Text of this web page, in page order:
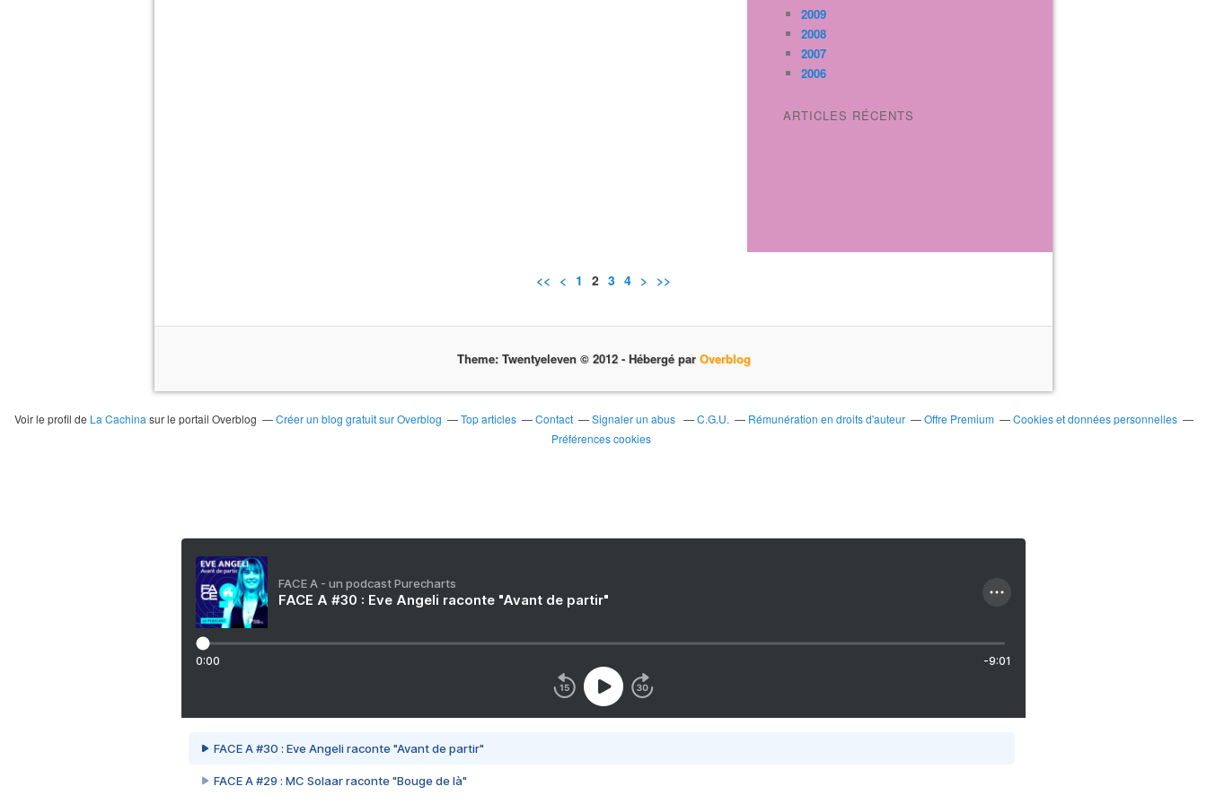
2009
2008
2007
2006
ARTICLES RÉCENTS
<< < 1 2 3 4 > >>
Theme: Twentyeleven © 2012 - Hébergé par Overblog
Voir le profil de La Cachina sur le portail Overblog Créer un blog gratuit sur Overblog Top articles Contact Signaler un abus C.G.U. Rémunération en droits d'auteur Offre Premium
Cookies et données personnelles
Préférences cookies
FACE A - un podcast Purecharts
FACE A #30 : Eve Angeli raconte "Avant de partir"
0:00 -9:01
FACE A #30 : Eve Angeli raconte "Avant de partir"
FACE A #29 : MC Solaar raconte "Bouge de là"